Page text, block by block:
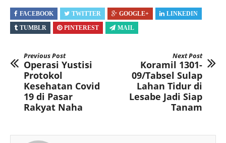
FACEBOOK TWITTER GOOGLE+
LINKEDIN
TUMBLR
PINTEREST MAIL
Previous Post
Operasi Yustisi
Protokol
Kesehatan Covid
19 di Pasar
Rakyat Naha
Next Post
Koramil 1301-
09/Tabsel Sulap
Lahan Tidur di
Lesabe Jadi Siap
Tanam